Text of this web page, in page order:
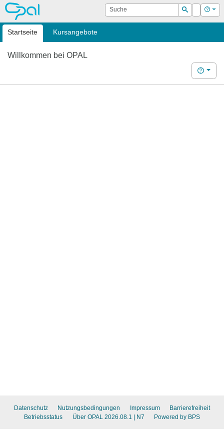
OPAL Suche
Suchen
Login Hilfe
Startseite Kursangebote
Willkommen bei OPAL
Hilfe
Datenschutz Nutzungsbedingungen Impressum
Barrierefreiheit
Betriebsstatus
Über OPAL 2026.08.1 | N7 Powered by BPS